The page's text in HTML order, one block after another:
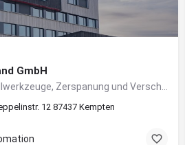
GmbH
12 87437 Kempten